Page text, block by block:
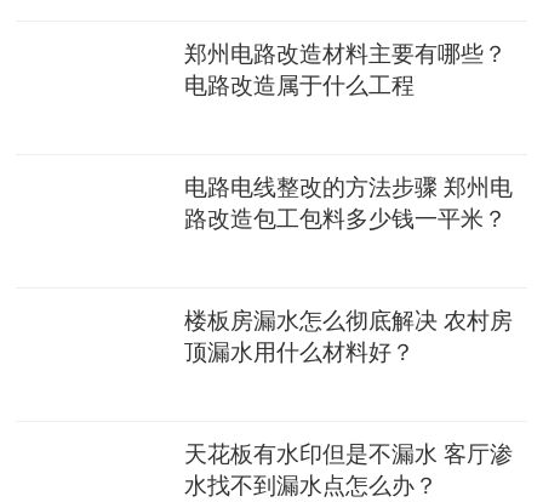
郑州电路改造材料主要有哪些？
电路改造属于什么工程
电路电线整改的方法步骤 郑州电
路改造包工包料多少钱一平米？
楼板房漏水怎么彻底解决 农村房
顶漏水用什么材料好？
天花板有水印但是不漏水 客厅渗
水找不到漏水点怎么办？